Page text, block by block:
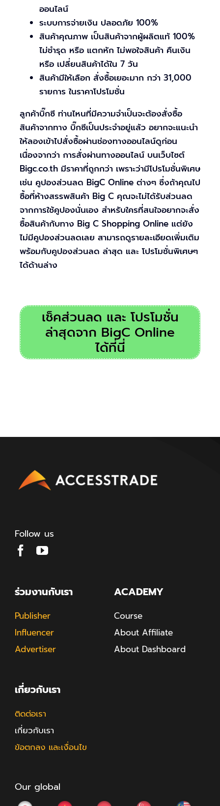
ออนไลน์
ระบบการจ่ายเงิน ปลอดภัย 100%
สินค้าคุณภาพ เป็นสินค้าจากผู้ผลิตแท้ 100%
ไม่ชำรุด หรือ แตกหัก ไม่พอใจสินค้า คืนเงิน
หรือ เปลี่ยนสินค้าได้ใน 7 วัน
สินค้ามีให้เลือก สั่งซื้อเยอะมาก กว่า 31,000
รายการ ในราคาโปรโมชั่น
ลูกค้าบิ๊กซี ท่านไหนที่มีความจำเป็นจะต้องสั่งซื้อ
สินค้าจากทาง บิ๊กซีเป็นประจำอยู่แล้ว อยากจะแนะนำ
ให้ลองเข้าไปสั่งซื้อผ่านช่องทางออนไลน์ดูก่อน
เนื่องจากว่า การสั่งผ่านทางออนไลน์ บนเว็บไซต์
Bigc.co.th มีราคาที่ถูกกว่า เพราะว่ามีโปรโมชั่นพิเศษ
เช่น คูปองส่วนลด BigC Online ต่างๆ ซึ่งถ้าคุณไป
ซื้อที่ห้างสรรพสินค้า Big C คุณจะไม่ได้รับส่วนลด
จากการใช้คูปองนั่นเอง สำหรับใครที่สนใจอยากจะสั่ง
ซื้อสินค้ากับทาง Big C Shopping Online แต่ยัง
ไม่มีคูปองส่วนลดเลย สามารถดูรายละเอียดเพิ่มเติม
พร้อมกับคูปองส่วนลด ล่าสุด และ โปรโมชั่นพิเศษๆ
ได้ด้านล่าง
เช็คส่วนลด และ โปรโมชั่น
ล่าสุดจาก BigC Online
ได้ที่นี่
Follow us
ร่วมงานกับเรา
Publisher
Influencer
Advertiser
ACADEMY
Course
About Affiliate
About Dashboard
เกี่ยวกับเรา
ติดต่อเรา
เกี่ยวกับเรา
ข้อตกลง และเงื่อนไข
Our global